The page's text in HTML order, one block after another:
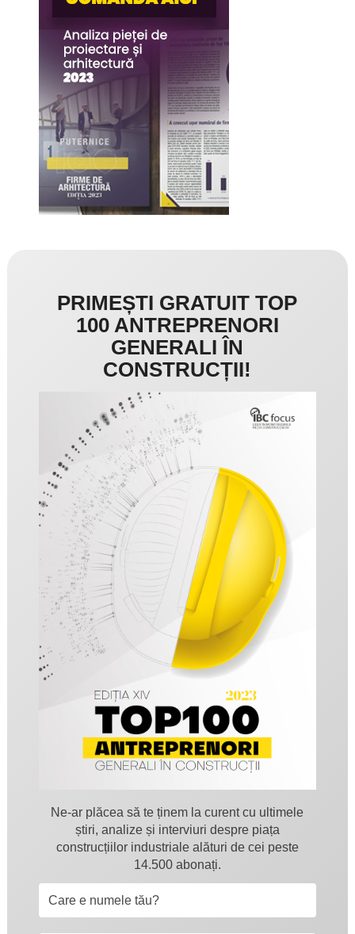
PRIMEȘTI GRATUIT TOP
100 ANTREPRENORI
GENERALI ÎN
CONSTRUCȚII!
Ne-ar plăcea să te ținem la curent cu ultimele
știri, analize și interviuri despre piața
construcțiilor industriale alături de cei peste
14.500 abonați.